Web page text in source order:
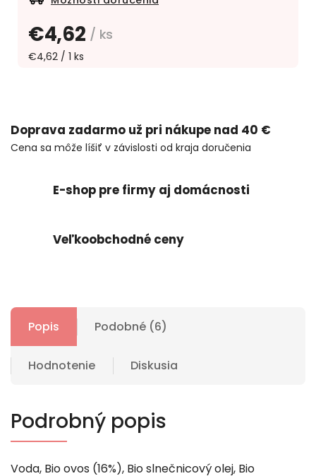
€4,62 / ks
€4,62 / 1 ks
Doprava zadarmo už pri nákupe nad 40 €
Cena sa môže líšiť v závislosti od kraja doručenia
E-shop pre firmy aj domácnosti
Veľkoobchodné ceny
Popis Podobné (6)
Hodnotenie Diskusia
Podrobný popis
Voda, Bio ovos (16%), Bio slnečnicový olej, Bio